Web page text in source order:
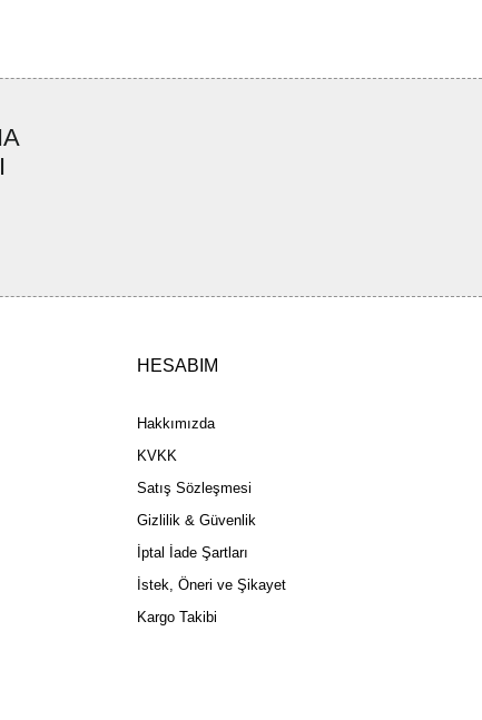
HESABIM
Hakkımızda
KVKK
Satış Sözleşmesi
Gizlilik & Güvenlik
İptal İade Şartları
İstek, Öneri ve Şikayet
Kargo Takibi